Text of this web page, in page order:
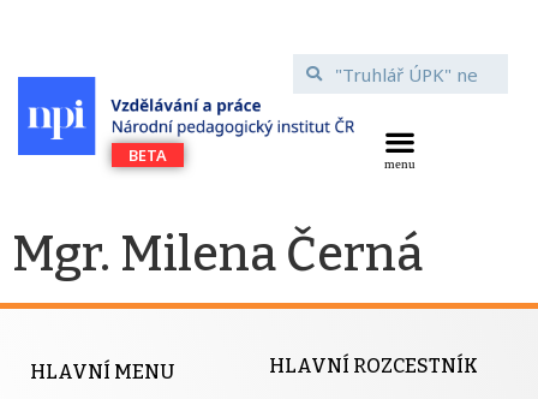
Mgr. Milena Černá
HLAVNÍ MENU HLAVNÍ ROZCESTNÍK